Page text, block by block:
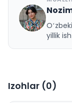
N
yillik
Izohlar (0)